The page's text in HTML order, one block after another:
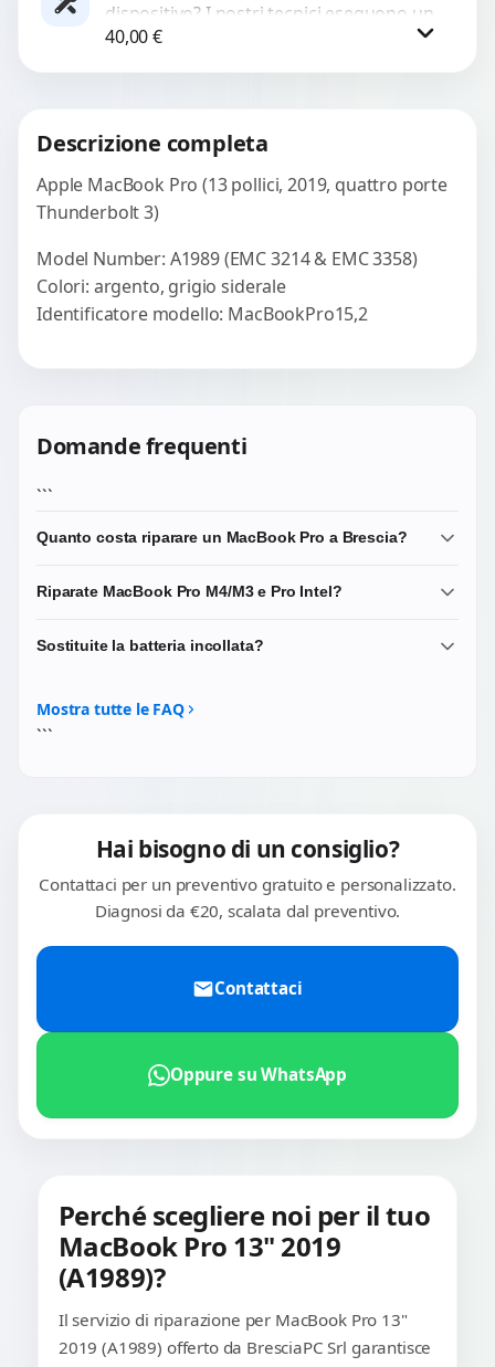
WhatsApp
dispositivo? I nostri tecnici eseguono un
check-up completo con strumenti
avanzati per...
40,00€
Descrizione completa
Apple MacBook Pro (13 pollici, 2019, quattro porte
Thunderbolt 3)
Model Number: A1989 (EMC 3214 & EMC 3358)
Colori: argento, grigio siderale
Identificatore modello: MacBookPro15,2
Domande frequenti
```
Quanto costa riparare un MacBook Pro a Brescia?
Liquid Retina XDR pannelli costano di piu. Microsoldering
Riparate MacBook Pro M4/M3 e Pro Intel?
Touch Bar 2016-2019, Retina 2012-2015, 17 legacy.
Sostituite la batteria incollata?
strip sicura. Garanzia 3 mesi.
Mostra tutte le FAQ
```
Hai bisogno di un consiglio?
Contattaci per un preventivo gratuito e personalizzato.
Diagnosi da €20, scalata dal preventivo.
Contattaci
Oppure su WhatsApp
Perché scegliere noi per il tuo
MacBook Pro 13" 2019
(A1989)?
Il servizio di riparazione per MacBook Pro 13"
2019 (A1989) offerto da BresciaPC Srl garantisce